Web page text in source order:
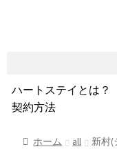
ハートステイとは？
契約方法
サービス費用
ホーム all 新村(